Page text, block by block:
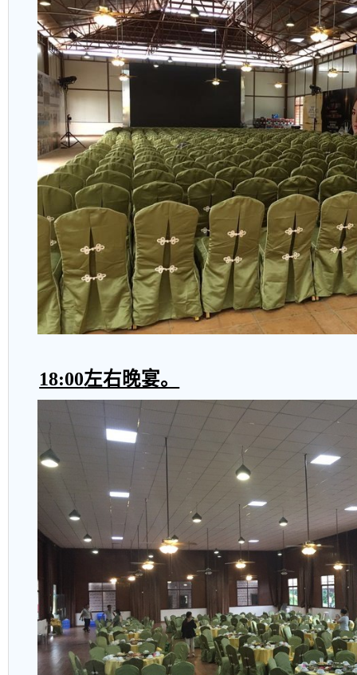
18:00左右晚宴。